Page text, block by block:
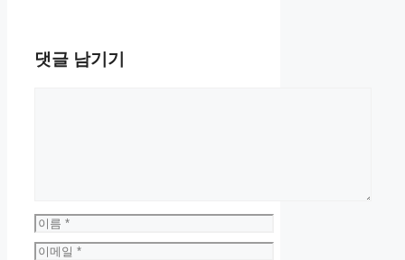
댓글 남기기
이
름
이